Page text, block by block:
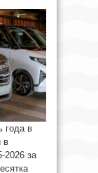
года в
в
2026 за